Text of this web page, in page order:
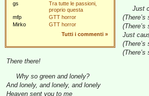
gs
Tra tutte le passioni,
proprio questa
mfp
GTT horror
Mirko
GTT horror
Tutti i commenti »
Just
(There’s
(There’s
Just
(There’s
(There’s
There there!
Why so green and lonely?
And lonely, and lonely, and lonely
Heaven sent you to me